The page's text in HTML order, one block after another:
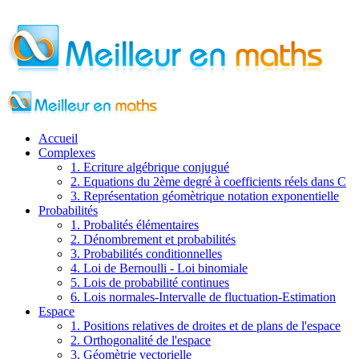
Accueil
Complexes
1. Ecriture algébrique conjugué
2. Equations du 2ème degré à coefficients réels dans C
3. Représentation géomètrique notation exponentielle
Probabilités
1. Probalités élémentaires
2. Dénombrement et probabilités
3. Probabilités conditionnelles
4. Loi de Bernoulli - Loi binomiale
5. Lois de probabilité continues
6. Lois normales-Intervalle de fluctuation-Estimation
Espace
1. Positions relatives de droites et de plans de l'espace
2. Orthogonalité de l'espace
3. Géomètrie vectorielle